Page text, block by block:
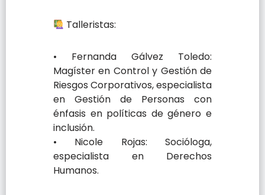
Talleristas:
• Fernanda Gálvez Toledo:
Magíster en Control y Gestión de
Riesgos Corporativos, especialista
en Gestión de Personas con
énfasis en políticas de género e
inclusión.
• Nicole Rojas: Socióloga,
especialista en Derechos
Humanos.